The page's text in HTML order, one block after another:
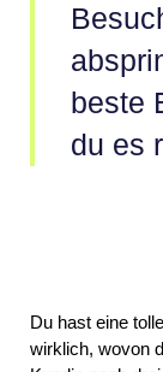
beste
du es
Du hast eine
wirklich, wovon